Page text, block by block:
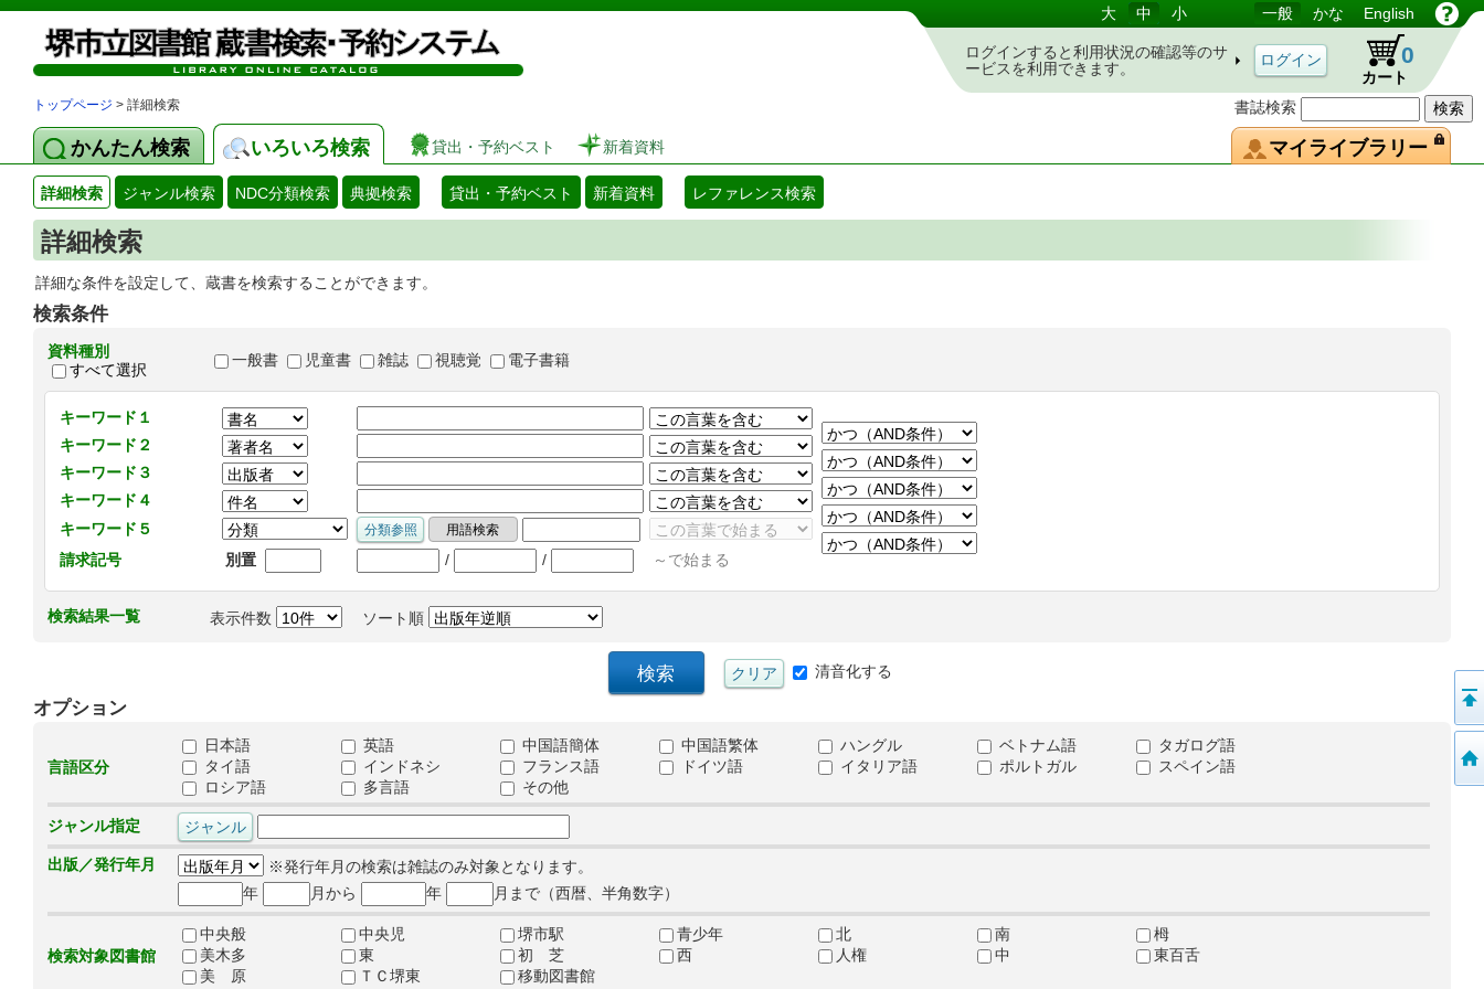
図書館 蔵書検索・予約システム
書誌検索
大 中 小 一般 かな English
ログインすると利用状況の確認等のサ
ービスを利用できます。
カート
0
トップページ > 詳細検索
かんたん検索 いろいろ検索 貸出・予約ベスト 新着資料 マイライブラリー
詳細検索 ジャンル検索 NDC分類検索 典拠検索 貸出・予約ベスト 新着資料 レファレンス検索
詳細検索
詳細な条件を設定して、蔵書を検索することができます。
検索条件
資料種別
すべて選択
一般書 児童書 雑誌 視聴覚 電子書籍
キーワード１
キーワード２
キーワード３
キーワード４
キーワード５
請求記号
別置 / / ～で始まる
検索結果一覧 表示件数 ソート順
清音化する
オプション
言語区分
日本語 英語 中国語簡体 中国語繁体 ハングル ベトナム語
タガログ語
タイ語
インドネシ フランス語 ドイツ語 イタリア語 ポルトガル
スペイン語
ロシア語
多言語 その他
ジャンル指定
出版／発行年月
※発行年月の検索は雑誌のみ対象となります。
年
月から 年 月まで（西暦、半角数字）
検索対象図書館
中央般 中央児 堺市駅 青少年 北 南
栂
美木多
東 初 芝 西 人権 中
東百舌
美 原
ＴＣ堺東 移動図書館